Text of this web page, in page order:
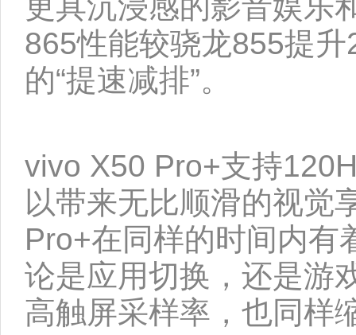
865性能较骁龙855提
的“提速减排”。
vivo X50 Pro+支持
以带来无比顺滑的视觉
Pro+在同样的时间内有
论是应用切换，还是游
高触屏采样率，也同样